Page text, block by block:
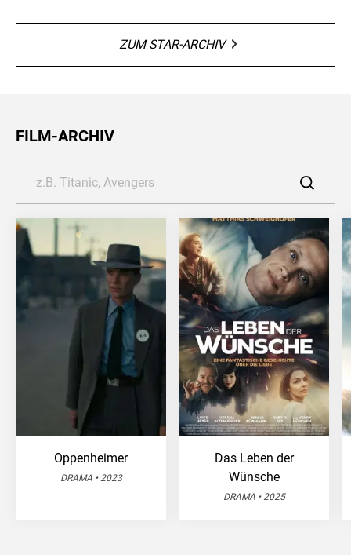
ZUM STAR-ARCHIV
FILM-ARCHIV
Oppenheimer
DRAMA • 2023
Das Leben der
Wünsche
DRAMA • 2025